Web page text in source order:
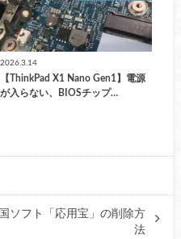
2026.3.14
【ThinkPad X1 Nano Gen1】電源
が入らない、BIOSチップ…
ソフト「応用宝」の削除方
法